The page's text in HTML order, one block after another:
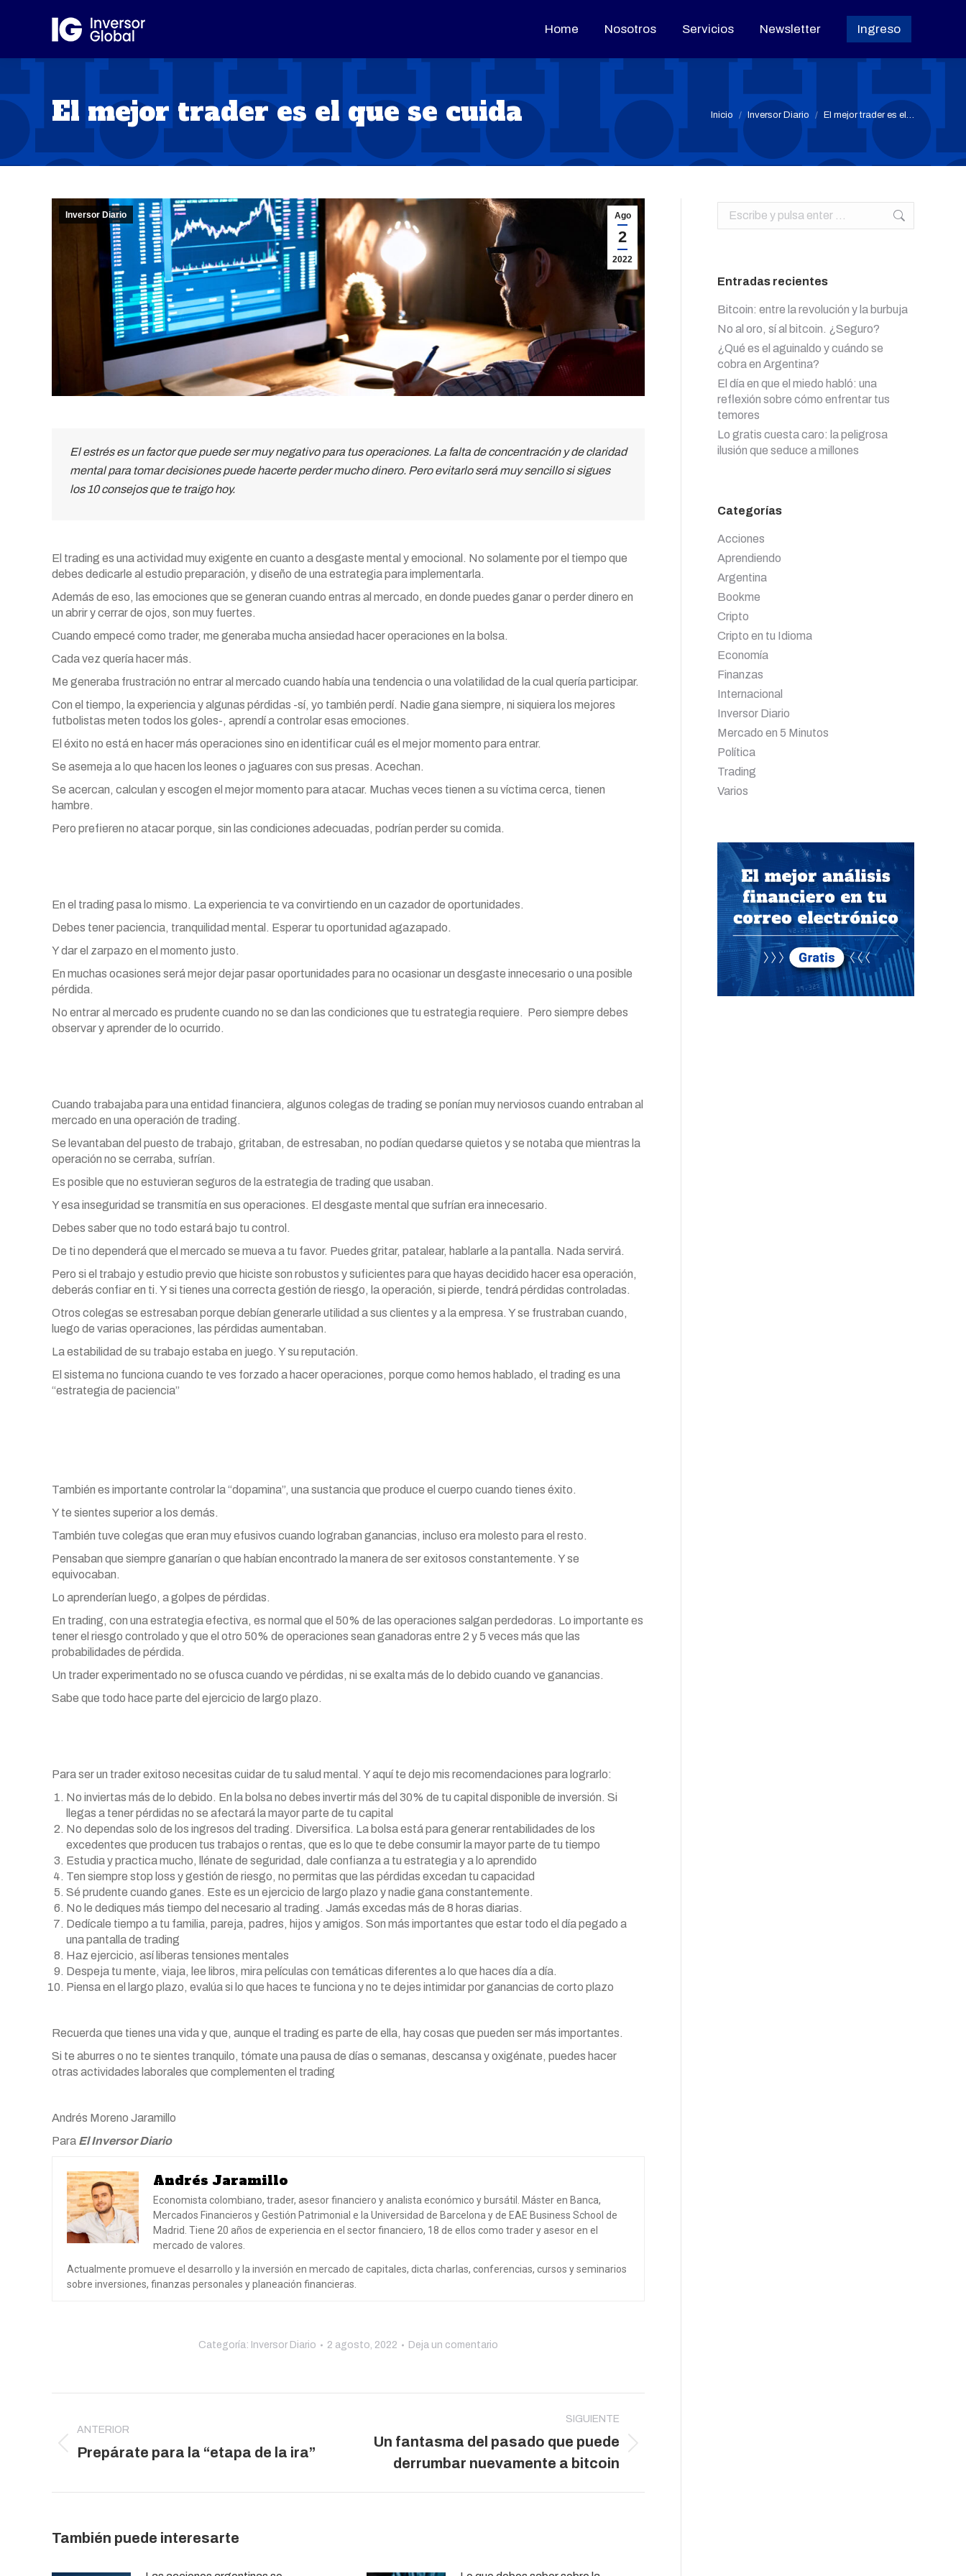
Home Nosotros Servicios Newsletter Ingreso
El mejor trader es el que se cuida Estás aquí:
Inicio Inversor Diario El mejor trader es el…
Ago
2
2022
Inversor Diario
El estrés es un factor que puede ser muy negativo para tus operaciones. La falta de concentración y de claridad
mental para tomar decisiones puede hacerte perder mucho dinero. Pero evitarlo será muy sencillo si sigues
los 10 consejos que te traigo hoy.
El trading es una actividad muy exigente en cuanto a desgaste mental y emocional. No solamente por el tiempo que
debes dedicarle al estudio preparación, y diseño de una estrategia para implementarla.
Además de eso, las emociones que se generan cuando entras al mercado, en donde puedes ganar o perder dinero en
un abrir y cerrar de ojos, son muy fuertes.
Cuando empecé como trader, me generaba mucha ansiedad hacer operaciones en la bolsa.
Cada vez quería hacer más.
Me generaba frustración no entrar al mercado cuando había una tendencia o una volatilidad de la cual quería participar.
Con el tiempo, la experiencia y algunas pérdidas -sí, yo también perdí. Nadie gana siempre, ni siquiera los mejores
futbolistas meten todos los goles-, aprendí a controlar esas emociones.
El éxito no está en hacer más operaciones sino en identificar cuál es el mejor momento para entrar.
Se asemeja a lo que hacen los leones o jaguares con sus presas. Acechan.
Se acercan, calculan y escogen el mejor momento para atacar. Muchas veces tienen a su víctima cerca, tienen
hambre.
Pero prefieren no atacar porque, sin las condiciones adecuadas, podrían perder su comida.
En el trading pasa lo mismo. La experiencia te va convirtiendo en un cazador de oportunidades.
Debes tener paciencia, tranquilidad mental. Esperar tu oportunidad agazapado.
Y dar el zarpazo en el momento justo.
En muchas ocasiones será mejor dejar pasar oportunidades para no ocasionar un desgaste innecesario o una posible
pérdida.
No entrar al mercado es prudente cuando no se dan las condiciones que tu estrategia requiere. Pero siempre debes
observar y aprender de lo ocurrido.
Cuando trabajaba para una entidad financiera, algunos colegas de trading se ponían muy nerviosos cuando entraban al
mercado en una operación de trading.
Se levantaban del puesto de trabajo, gritaban, de estresaban, no podían quedarse quietos y se notaba que mientras la
operación no se cerraba, sufrían.
Es posible que no estuvieran seguros de la estrategia de trading que usaban.
Y esa inseguridad se transmitía en sus operaciones. El desgaste mental que sufrían era innecesario.
Debes saber que no todo estará bajo tu control.
De ti no dependerá que el mercado se mueva a tu favor. Puedes gritar, patalear, hablarle a la pantalla. Nada servirá.
Pero si el trabajo y estudio previo que hiciste son robustos y suficientes para que hayas decidido hacer esa operación,
deberás confiar en ti. Y si tienes una correcta gestión de riesgo, la operación, si pierde, tendrá pérdidas controladas.
Otros colegas se estresaban porque debían generarle utilidad a sus clientes y a la empresa. Y se frustraban cuando,
luego de varias operaciones, las pérdidas aumentaban.
La estabilidad de su trabajo estaba en juego. Y su reputación.
El sistema no funciona cuando te ves forzado a hacer operaciones, porque como hemos hablado, el trading es una
“estrategia de paciencia”
También es importante controlar la “dopamina”, una sustancia que produce el cuerpo cuando tienes éxito.
Y te sientes superior a los demás.
También tuve colegas que eran muy efusivos cuando lograban ganancias, incluso era molesto para el resto.
Pensaban que siempre ganarían o que habían encontrado la manera de ser exitosos constantemente. Y se
equivocaban.
Lo aprenderían luego, a golpes de pérdidas.
En trading, con una estrategia efectiva, es normal que el 50% de las operaciones salgan perdedoras. Lo importante es
tener el riesgo controlado y que el otro 50% de operaciones sean ganadoras entre 2 y 5 veces más que las
probabilidades de pérdida.
Un trader experimentado no se ofusca cuando ve pérdidas, ni se exalta más de lo debido cuando ve ganancias.
Sabe que todo hace parte del ejercicio de largo plazo.
Para ser un trader exitoso necesitas cuidar de tu salud mental. Y aquí te dejo mis recomendaciones para lograrlo:
No inviertas más de lo debido. En la bolsa no debes invertir más del 30% de tu capital disponible de inversión. Si
llegas a tener pérdidas no se afectará la mayor parte de tu capital
No dependas solo de los ingresos del trading. Diversifica. La bolsa está para generar rentabilidades de los
excedentes que producen tus trabajos o rentas, que es lo que te debe consumir la mayor parte de tu tiempo
Estudia y practica mucho, llénate de seguridad, dale confianza a tu estrategia y a lo aprendido
Ten siempre stop loss y gestión de riesgo, no permitas que las pérdidas excedan tu capacidad
Sé prudente cuando ganes. Este es un ejercicio de largo plazo y nadie gana constantemente.
No le dediques más tiempo del necesario al trading. Jamás excedas más de 8 horas diarias.
Dedícale tiempo a tu familia, pareja, padres, hijos y amigos. Son más importantes que estar todo el día pegado a
una pantalla de trading
Haz ejercicio, así liberas tensiones mentales
Despeja tu mente, viaja, lee libros, mira películas con temáticas diferentes a lo que haces día a día.
Piensa en el largo plazo, evalúa si lo que haces te funciona y no te dejes intimidar por ganancias de corto plazo
Recuerda que tienes una vida y que, aunque el trading es parte de ella, hay cosas que pueden ser más importantes.
Si te aburres o no te sientes tranquilo, tómate una pausa de días o semanas, descansa y oxigénate, puedes hacer
otras actividades laborales que complementen el trading
Andrés Moreno Jaramillo
Para El Inversor Diario
Andrés Jaramillo
Economista colombiano, trader, asesor financiero y analista económico y bursátil. Máster en Banca,
Mercados Financieros y Gestión Patrimonial e la Universidad de Barcelona y de EAE Business School de
Madrid. Tiene 20 años de experiencia en el sector financiero, 18 de ellos como trader y asesor en el
mercado de valores.
Actualmente promueve el desarrollo y la inversión en mercado de capitales, dicta charlas, conferencias, cursos y seminarios
sobre inversiones, finanzas personales y planeación financieras.
Categoría: Inversor Diario 2 agosto, 2022 Deja un comentario
entre
publicaciones
ANTERIOR
Publicación
Prepárate para la “etapa de la ira”
SIGUIENTE
Publicación
siguiente:
Un fantasma del pasado que puede
derrumbar nuevamente a bitcoin
También puede interesarte
Buscar:
Entradas recientes
Bitcoin: entre la revolución y la burbuja
No al oro, sí al bitcoin. ¿Seguro?
¿Qué es el aguinaldo y cuándo se
cobra en Argentina?
El día en que el miedo habló: una
reflexión sobre cómo enfrentar tus
temores
Lo gratis cuesta caro: la peligrosa
ilusión que seduce a millones
Categorías
Acciones
Aprendiendo
Argentina
Bookme
Cripto
Cripto en tu Idioma
Economía
Finanzas
Internacional
Inversor Diario
Mercado en 5 Minutos
Política
Trading
Varios
Home Nosotros Servicios Newsletter Ingreso